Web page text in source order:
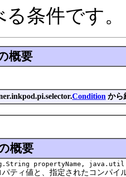
条件です。
概要
Condition から
概要
propertyName,
ィ値と、指定されたコンパイル